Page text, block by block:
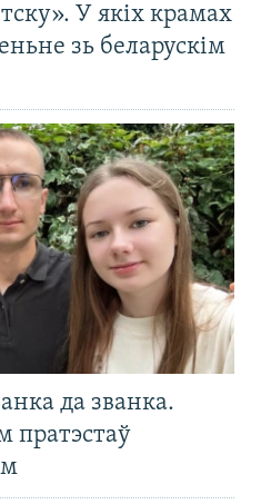
У якіх крамах
зь беларускім
да званка.
пратэстаў